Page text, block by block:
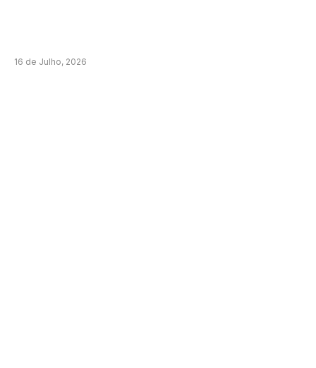
16 de Julho, 2026